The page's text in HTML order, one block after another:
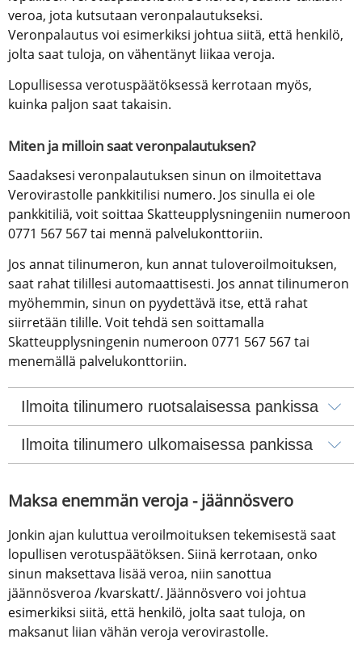
veroa, jota kutsutaan veronpalautukseksi.
Veronpalautus voi esimerkiksi johtua siitä, että henkilö,
jolta saat tuloja, on vähentänyt liikaa veroja.
Lopullisessa verotuspäätöksessä kerrotaan myös,
kuinka paljon saat takaisin.
Miten ja milloin saat veronpalautuksen?
Saadaksesi veronpalautuksen sinun on ilmoitettava
Verovirastolle pankkitilisi numero. Jos sinulla ei ole
pankkitiliä, voit soittaa Skatteupplysningeniin numeroon
0771 567 567 tai mennä palvelukonttoriin.
Jos annat tilinumeron, kun annat tuloveroilmoituksen,
saat rahat tilillesi automaattisesti. Jos annat tilinumeron
myöhemmin, sinun on pyydettävä itse, että rahat
siirretään tilille. Voit tehdä sen soittamalla
Skatteupplysningenin numeroon 0771 567 567 tai
menemällä palvelukonttoriin.
Ilmoita tilinumero ruotsalaisessa pankissa
Ilmoita tilinumero ulkomaisessa pankissa
Maksa enemmän veroja - jäännösvero
Jonkin ajan kuluttua veroilmoituksen tekemisestä saat
lopullisen verotuspäätöksen. Siinä kerrotaan, onko
sinun maksettava lisää veroa, niin sanottua
jäännösveroa /kvarskatt/. Jäännösvero voi johtua
esimerkiksi siitä, että henkilö, jolta saat tuloja, on
maksanut liian vähän veroja verovirastolle.